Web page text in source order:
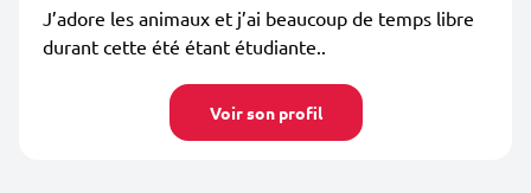
J’adore les animaux et j’ai beaucoup de temps libre
durant cette été étant étudiante..
Voir son profil